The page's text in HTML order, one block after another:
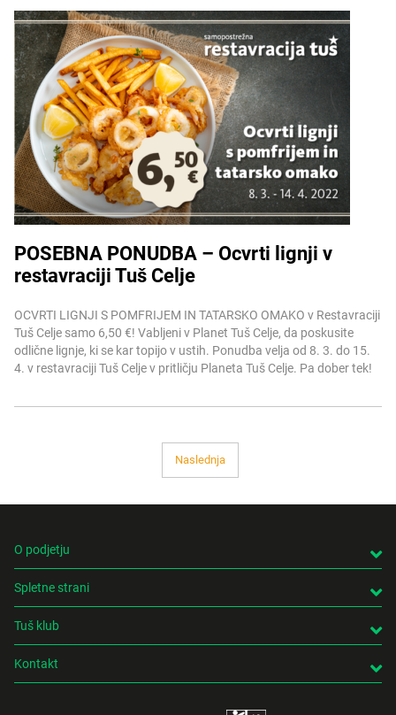
Več informacij
POSEBNA PONUDBA – Ocvrti lignji v
restavraciji Tuš Celje
OCVRTI LIGNJI S POMFRIJEM IN TATARSKO OMAKO v Restavraciji
Tuš Celje samo 6,50 €! Vabljeni v Planet Tuš Celje, da poskusite
odlične lignje, ki se kar topijo v ustih. Ponudba velja od 8. 3. do 15.
4. v restavraciji Tuš Celje v pritličju Planeta Tuš Celje. Pa dober tek!
Naslednja
O podjetju
Spletne strani
Tuš klub
Kontakt